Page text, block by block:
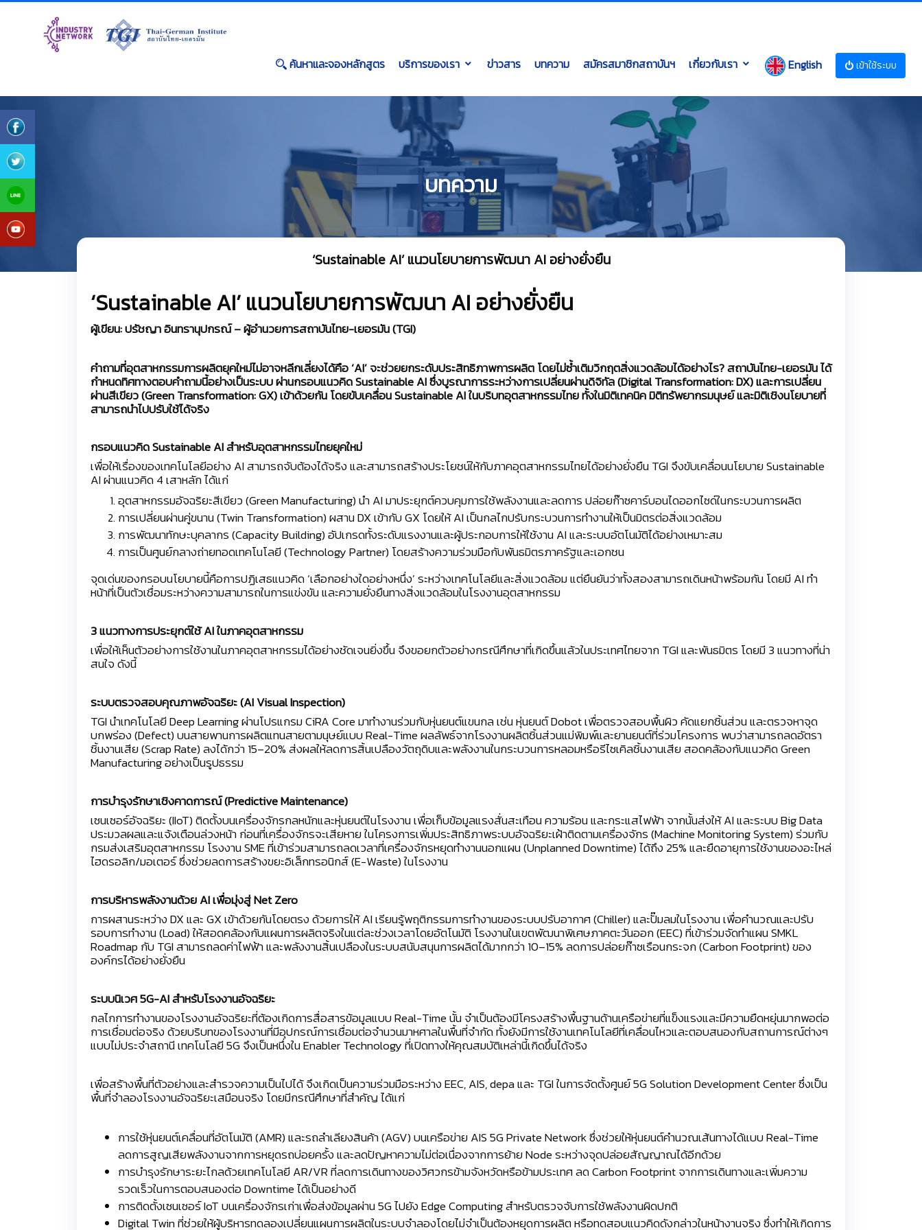
ค้นหาและจองหลักสูตร บริการของเรา ข่าวสาร บทความ สมัครสมาชิกสถาบันฯ เกี่ยวกับเรา English เข้าใช้ระบบ
บทความ
‘Sustainable AI’ แนวนโยบายการพัฒนา AI อย่างยั่งยืน
‘Sustainable AI’ แนวนโยบายการพัฒนา AI อย่างยั่งยืน
ผู้เขียน:ปรัชญา อินทรานุปกรณ์ – ผู้อำนวยการสถาบันไทย-เยอรมัน (TGI)
คำถามที่อุตสาหกรรมการผลิตยุคใหม่ไม่อาจหลีกเลี่ยงได้คือ ‘AI’ จะช่วยยกระดับประสิทธิภาพการผลิต โดยไม่ซ้ำเติมวิกฤตสิ่งแวดล้อมได้อย่างไร? สถาบันไทย-เยอรมัน ได้
กำหนดทิศทางตอบคำถามนี้อย่างเป็นระบบ ผ่านกรอบแนวคิด Sustainable AI ซึ่งบูรณาการระหว่างการเปลี่ยนผ่านดิจิทัล (Digital Transformation: DX) และการเปลี่ยน
ผ่านสีเขียว (Green Transformation: GX) เข้าด้วยกัน โดยขับเคลื่อน Sustainable AI ในบริบทอุตสาหกรรมไทย ทั้งในมิติเทคนิค มิติทรัพยากรมนุษย์ และมิติเชิงนโยบายที่
สามารถนำไปปรับใช้ได้จริง
กรอบแนวคิด Sustainable AI สำหรับอุตสาหกรรมไทยยุคใหม่
เพื่อให้เรื่องของเทคโนโลยีอย่าง AI สามารถจับต้องได้จริง และสามารถสร้างประโยชน์ให้กับภาคอุตสาหกรรมไทยได้อย่างยั่งยืน TGI จึงขับเคลื่อนนโยบาย Sustainable
AI ผ่านแนวคิด 4 เสาหลัก ได้แก่
อุตสาหกรรมอัจฉริยะสีเขียว (Green Manufacturing) นำ AI มาประยุกต์ควบคุมการใช้พลังงานและลดการ ปล่อยก๊าซคาร์บอนไดออกไซด์ในกระบวนการผลิต
การเปลี่ยนผ่านคู่ขนาน (Twin Transformation) ผสาน DX เข้ากับ GX โดยให้ AI เป็นกลไกปรับกระบวนการทำงานให้เป็นมิตรต่อสิ่งแวดล้อม
การพัฒนาทักษะบุคลากร (Capacity Building) อัปเกรดทั้งระดับแรงงานและผู้ประกอบการให้ใช้งาน AI และระบบอัตโนมัติได้อย่างเหมาะสม
การเป็นศูนย์กลางถ่ายทอดเทคโนโลยี (Technology Partner) โดยสร้างความร่วมมือกับพันธมิตรภาครัฐและเอกชน
จุดเด่นของกรอบนโยบายนี้คือการปฏิเสธแนวคิด ‘เลือกอย่างใดอย่างหนึ่ง’ ระหว่างเทคโนโลยีและสิ่งแวดล้อม แต่ยืนยันว่าทั้งสองสามารถเดินหน้าพร้อมกัน โดยมี AI ทำ
หน้าที่เป็นตัวเชื่อมระหว่างความสามารถในการแข่งขัน และความยั่งยืนทางสิ่งแวดล้อมในโรงงานอุตสาหกรรม
3 แนวทางการประยุกต์ใช้ AI ในภาคอุตสาหกรรม
เพื่อให้เห็นตัวอย่างการใช้งานในภาคอุตสาหกรรมได้อย่างชัดเจนยิ่งขึ้น จึงขอยกตัวอย่างกรณีศึกษาที่เกิดขึ้นแล้วในประเทศไทยจาก TGI และพันธมิตร โดยมี 3 แนวทางที่น่า
สนใจ ดังนี้
ระบบตรวจสอบคุณภาพอัจฉริยะ (AI Visual Inspection)
TGI นำเทคโนโลยี Deep Learning ผ่านโปรแกรม CiRA Core มาทำงานร่วมกับหุ่นยนต์แขนกล เช่น หุ่นยนต์ Dobot เพื่อตรวจสอบพื้นผิว คัดแยกชิ้นส่วน และตรวจหาจุด
บกพร่อง (Defect) บนสายพานการผลิตแทนสายตามนุษย์แบบ Real-Time ผลลัพธ์จากโรงงานผลิตชิ้นส่วนแม่พิมพ์และยานยนต์ที่ร่วมโครงการ พบว่าสามารถลดอัตรา
ชิ้นงานเสีย (Scrap Rate) ลงได้กว่า 15–20% ส่งผลให้ลดการสิ้นเปลืองวัตถุดิบและพลังงานในกระบวนการหลอมหรือรีไซเคิลชิ้นงานเสีย สอดคล้องกับแนวคิด Green
Manufacturing อย่างเป็นรูปธรรม
การบำรุงรักษาเชิงคาดการณ์ (Predictive Maintenance)
เซนเซอร์อัจฉริยะ (IIoT) ติดตั้งบนเครื่องจักรกลหนักและหุ่นยนต์ในโรงงาน เพื่อเก็บข้อมูลแรงสั่นสะเทือน ความร้อน และกระแสไฟฟ้า จากนั้นส่งให้ AI และระบบ Big Data
ประมวลผลและแจ้งเตือนล่วงหน้า ก่อนที่เครื่องจักรจะเสียหาย ในโครงการเพิ่มประสิทธิภาพระบบอัจฉริยะเฝ้าติดตามเครื่องจักร (Machine Monitoring System) ร่วมกับ
กรมส่งเสริมอุตสาหกรรม โรงงาน SME ที่เข้าร่วมสามารถลดเวลาที่เครื่องจักรหยุดทำงานนอกแผน (Unplanned Downtime) ได้ถึง 25% และยืดอายุการใช้งานของอะไหล่
ไฮดรอลิก/มอเตอร์ ซึ่งช่วยลดการสร้างขยะอิเล็กทรอนิกส์ (E-Waste) ในโรงงาน
การบริหารพลังงานด้วย AI เพื่อมุ่งสู่ Net Zero
การผสานระหว่าง DX และ GX เข้าด้วยกันโดยตรง ด้วยการให้ AI เรียนรู้พฤติกรรมการทำงานของระบบปรับอากาศ (Chiller) และปั๊มลมในโรงงาน เพื่อคำนวณและปรับ
รอบการทำงาน (Load) ให้สอดคล้องกับแผนการผลิตจริงในแต่ละช่วงเวลาโดยอัตโนมัติ โรงงานในเขตพัฒนาพิเศษภาคตะวันออก (EEC) ที่เข้าร่วมจัดทำแผน SMKL
Roadmap กับ TGI สามารถลดค่าไฟฟ้า และพลังงานสิ้นเปลืองในระบบสนับสนุนการผลิตได้มากกว่า 10–15% ลดการปล่อยก๊าซเรือนกระจก (Carbon Footprint) ของ
องค์กรได้อย่างยั่งยืน
ระบบนิเวศ 5G-AI สำหรับโรงงานอัจฉริยะ
กลไกการทำงานของโรงงานอัจฉริยะที่ต้องเกิดการสื่อสารข้อมูลแบบ Real-Time นั้น จำเป็นต้องมีโครงสร้างพื้นฐานด้านเครือข่ายที่แข็งแรงและมีความยืดหยุ่นมากพอต่อ
การเชื่อมต่อจริง ด้วยบริบทของโรงงานที่มีอุปกรณ์การเชื่อมต่อจำนวนมาหศาลในพื้นที่จำกัด ทั้งยังมีการใช้งานเทคโนโลยีที่เคลื่อนไหวและตอบสนองกับสถานการณ์ต่างๆ
แบบไม่ประจำสถานี เทคโนโลยี 5G จึงเป็นหนึ่งใน Enabler Technology ที่เปิดทางให้คุณสมบัติเหล่านี้เกิดขึ้นได้จริง
เพื่อสร้างพื้นที่ตัวอย่างและสำรวจความเป็นไปได้ จึงเกิดเป็นความร่วมมือระหว่าง EEC, AIS, depa และ TGI ในการจัดตั้งศูนย์ 5G Solution Development Center ซึ่งเป็น
พื้นที่จำลองโรงงานอัจฉริยะเสมือนจริง โดยมีกรณีศึกษาที่สำคัญ ได้แก่
การใช้หุ่นยนต์เคลื่อนที่อัตโนมัติ (AMR) และรถลำเลียงสินค้า (AGV) บนเครือข่าย AIS 5G Private Network ซึ่งช่วยให้หุ่นยนต์คำนวณเส้นทางได้แบบ Real-Time
ลดการสูญเสียพลังงานจากการหยุดรถบ่อยครั้ง และลดปัญหาความไม่ต่อเนื่องจากการย้าย Node ระหว่างจุดปล่อยสัญญาณได้อีกด้วย
การบำรุงรักษาระยะไกลด้วยเทคโนโลยี AR/VR ที่ลดการเดินทางของวิศวกรข้ามจังหวัดหรือข้ามประเทศ ลด Carbon Footprint จากการเดินทางและเพิ่มความ
รวดเร็วในการตอบสนองต่อ Downtime ได้เป็นอย่างดี
การติดตั้งเซนเซอร์ IoT บนเครื่องจักรเก่าเพื่อส่งข้อมูลผ่าน 5G ไปยัง Edge Computing สำหรับตรวจจับการใช้พลังงานผิดปกติ
Digital Twin ที่ช่วยให้ผู้บริหารทดลองเปลี่ยนแผนการผลิตในระบบจำลองโดยไม่จำเป็นต้องหยุดการผลิต หรือทดสอบแนวคิดดังกล่าวในหน้างานจริง ซึ่งทำให้เกิดการ